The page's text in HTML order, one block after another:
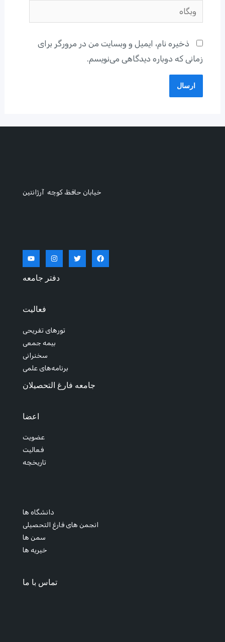
وبگاه
ذخیره نام، ایمیل و وبسایت من در مرورگر برای
زمانی که دوباره دیدگاهی می‌نویسم.
خیابان حافظ، کوچه آرژانتین
دفتر جامعه
فعالیت
تورهای تفریحی
بیمه جمعی
سخنرانی
برنامه‌های علمی
جامعه فارغ التحصیلان
اعضا
عضویت
فعالیت
تاریخچه
دانشگاه ها
انجمن های فارغ التحصیلی
سمن ها
خیریه ها
تماس با ما